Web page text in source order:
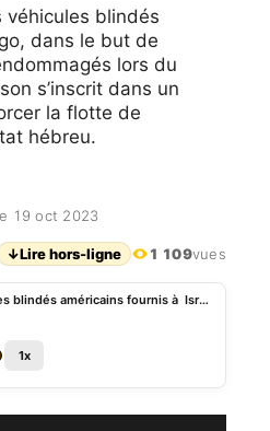
véhicules blindés
dans le but de
lors du
s’inscrit dans un
la flotte de
hébreu.
19 oct 2023
↓Lire hors-ligne 1 109vues
Des véhicules blindés américains fournis à Israà«l
1x